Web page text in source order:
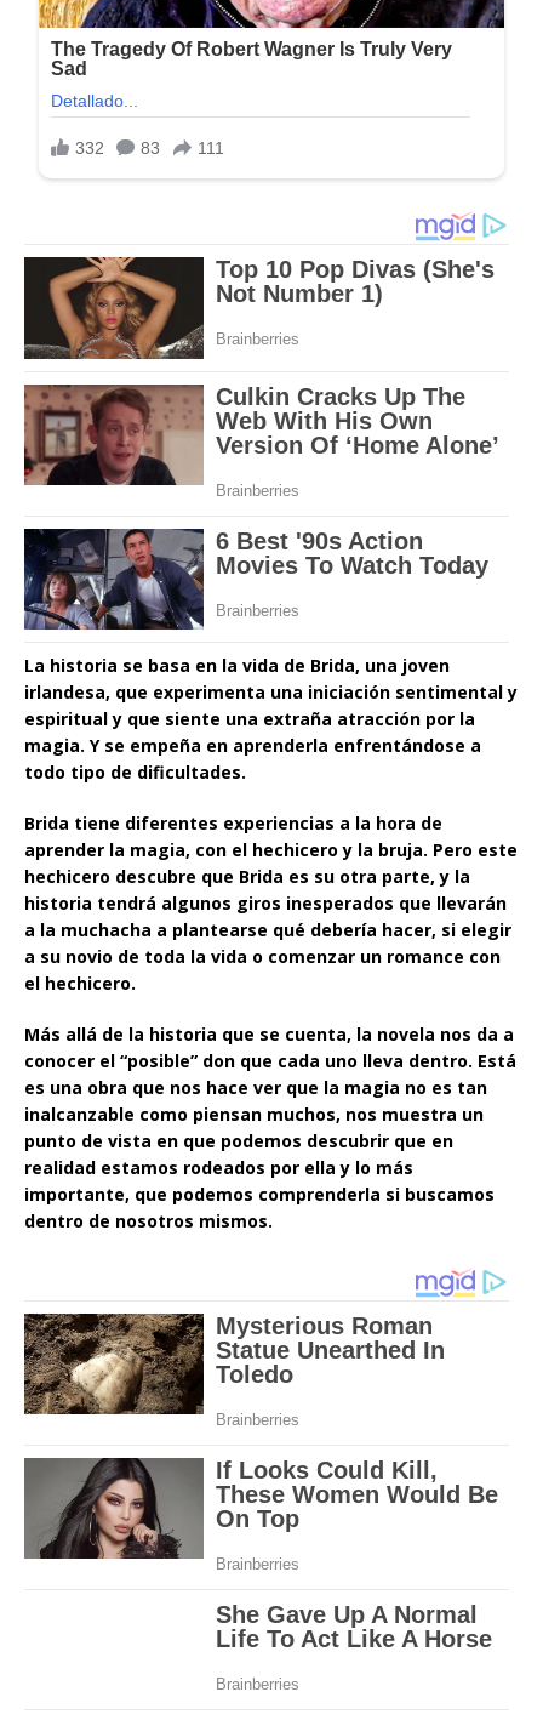
La historia se basa en la vida de Brida, una joven
irlandesa, que experimenta una iniciación sentimental y
espiritual y que siente una extraña atracción por la
magia. Y se empeña en aprenderla enfrentándose a
todo tipo de dificultades.
Brida tiene diferentes experiencias a la hora de
aprender la magia, con el hechicero y la bruja. Pero este
hechicero descubre que Brida es su otra parte, y la
historia tendrá algunos giros inesperados que llevarán
a la muchacha a plantearse qué debería hacer, si elegir
a su novio de toda la vida o comenzar un romance con
el hechicero.
Más allá de la historia que se cuenta, la novela nos da a
conocer el “posible” don que cada uno lleva dentro. Está
es una obra que nos hace ver que la magia no es tan
inalcanzable como piensan muchos, nos muestra un
punto de vista en que podemos descubrir que en
realidad estamos rodeados por ella y lo más
importante, que podemos comprenderla si buscamos
dentro de nosotros mismos.